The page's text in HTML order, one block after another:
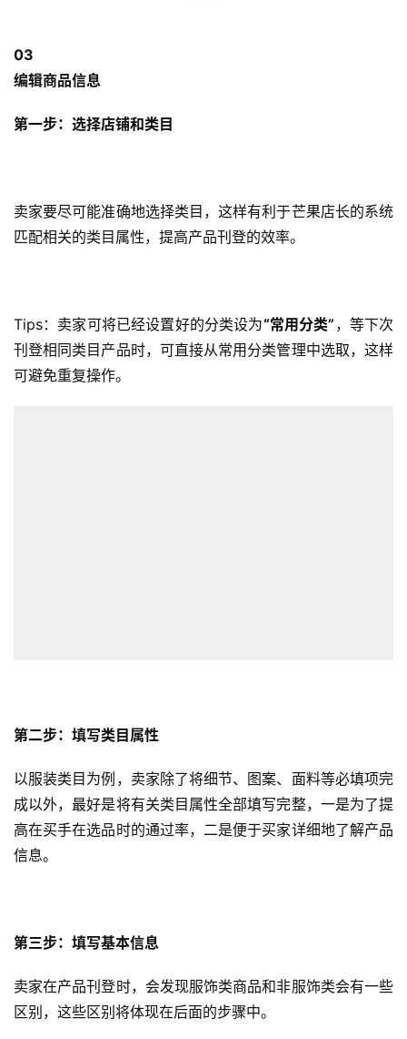
境
科
社
媒
跨
导
航
03
编辑商品信息
第一步：选择店铺和类目
卖家要尽可能准确地选择类目，这样有利于芒果店长的系统
匹配相关的类目属性，提高产品刊登的效率。
Tips：卖家可将已经设置好的分类设为“常用分类” ，等下次
刊登相同类目产品时，可直接从常用分类管理中选取，这样
可避免重复操作。
第二步：填写类目属性
以服装类目为例，卖家除了将细节、图案、面料等必填项完
成以外，最好是将有关类目属性全部填写完整，一是为了提
高在买手在选品时的通过率，二是便于买家详细地了解产品
信息。
第三步：填写基本信息
卖家在产品刊登时，会发现服饰类商品和非服饰类会有一些
区别，这些区别将体现在后面的步骤中。